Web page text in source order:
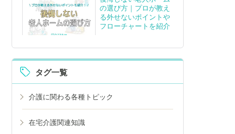
の選び方｜プロが教え
る外せないポイントや
フローチャートを紹介
タグ一覧
介護に関わる各種トピック
在宅介護関連知識